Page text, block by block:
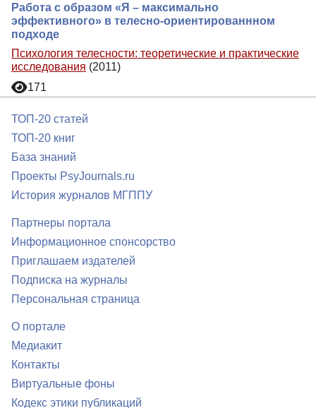
Работа с образом «Я – максимально
эффективного» в телесно-ориентированнном
подходе
Психология телесности: теоретические и практические
исследования (2011)
171
ТОП-20 статей
ТОП-20 книг
База знаний
Проекты PsyJournals.ru
История журналов МГППУ
Партнеры портала
Информационное спонсорство
Приглашаем издателей
Подписка на журналы
Персональная страница
О портале
Медиакит
Контакты
Виртуальные фоны
Кодекс этики публикаций